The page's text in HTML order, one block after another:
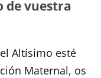
de vuestra
Altísimo esté
Maternal, os